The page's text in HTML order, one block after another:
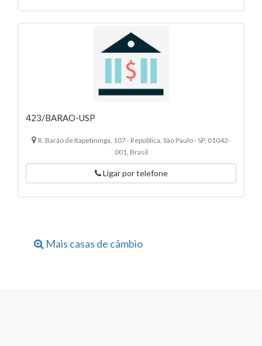
423/BARAO-USP
R. Barão de Itapetininga, 107 - República, São Paulo - SP, 01042-
001, Brasil
Ligar por telefone
Mais casas de câmbio